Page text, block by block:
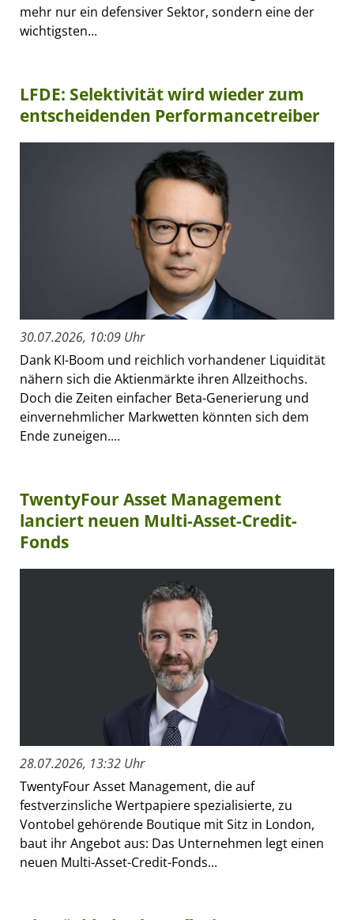
mehr nur ein defensiver Sektor, sondern eine der
wichtigsten...
LFDE: Selektivität wird wieder zum
entscheidenden Performancetreiber
30.07.2026, 10:09 Uhr
Dank KI-Boom und reichlich vorhandener Liquidität
nähern sich die Aktienmärkte ihren Allzeithochs.
Doch die Zeiten einfacher Beta-Generierung und
einvernehmlicher Markwetten könnten sich dem
Ende zuneigen....
TwentyFour Asset Management
lanciert neuen Multi-Asset-Credit-
Fonds
28.07.2026, 13:32 Uhr
TwentyFour Asset Management, die auf
festverzinsliche Wertpapiere spezialisierte, zu
Vontobel gehörende Boutique mit Sitz in London,
baut ihr Angebot aus: Das Unternehmen legt einen
neuen Multi-Asset-Credit-Fonds...